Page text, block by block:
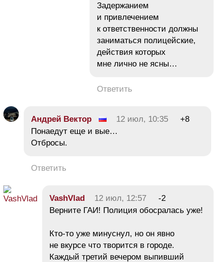
Задержанием
и привлечением
к ответственности должны
заниматься полицейские,
действия которых
мне лично не ясны…
Ответить
Андрей Вектор 12 июл, 10:35
+8
Понаедут еще и вые…
Отбросы.
Ответить
VashVlad 12 июл, 12:57
-2
Верните ГАИ! Полиция обосралась уже!
Кто-то уже минуснул, но он явно
не вкурсе что творится в городе.
Каждый третий вечером выпивший